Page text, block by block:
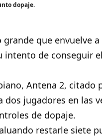
dopaje.
que envuelve
de conseguir
Antena 2, citado
jugadores en las
de dopaje.
restarle siete